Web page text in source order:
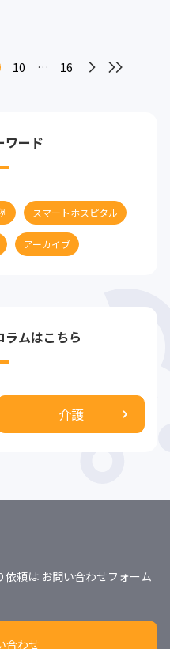
10 … 16
次へ最後へ
ワード
スマートホスピタル
アーカイブ
ムはこちら
介護
頼は お問い合わせフォーム
合わせ